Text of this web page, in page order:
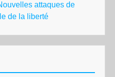
attaques de
de la liberté